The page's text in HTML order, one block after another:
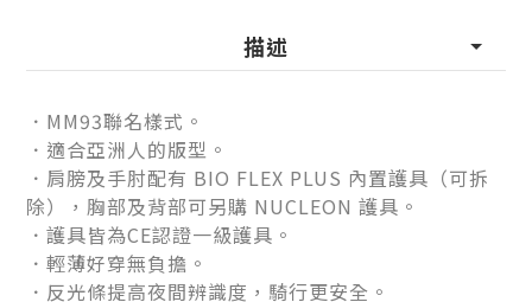
描述
． MM93聯名樣式 。
．適合亞洲人的版型。
．肩膀及手肘配有 BIO FLEX PLUS 內置護具（可拆
除），胸部及背部可另購 NUCLEON 護具。
．護具皆為CE認證一級護具 。
．輕薄好穿無負擔 。
． 反光條提高夜間辨識度 ，騎行更安全。